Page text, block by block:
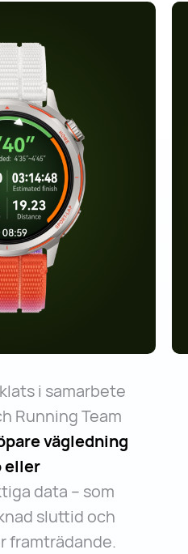
i samarbete
Running Team
vägledning
eller
data – som
sluttid och
framträdande.